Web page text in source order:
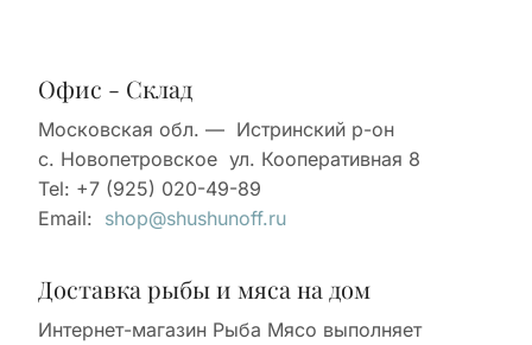
Офис - Склад
Московская обл. — Истринский р-он
с. Новопетровское ул. Кооперативная 8
Tel: +7 (925) 020-49-89
Email: shop@shushunoff.ru
Доставка рыбы и мяса на дом
Интернет-магазин Рыба Мясо выполняет